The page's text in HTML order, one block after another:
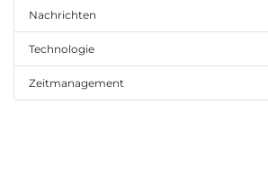
Nachrichten
Technologie
Zeitmanagement